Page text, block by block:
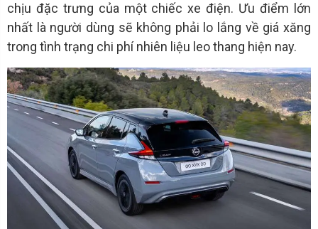
chịu đặc trưng của một chiếc xe điện. Ưu điểm lớn
nhất là người dùng sẽ không phải lo lắng về giá xăng
trong tình trạng chi phí nhiên liệu leo thang hiện nay.